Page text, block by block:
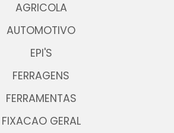
AGRICOLA
AUTOMOTIVO
EPI'S
FERRAGENS
FERRAMENTAS
FIXACAO GERAL